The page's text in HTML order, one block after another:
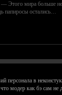
Этого мира больше
папиросы остались…
в
модер как бэ сам не